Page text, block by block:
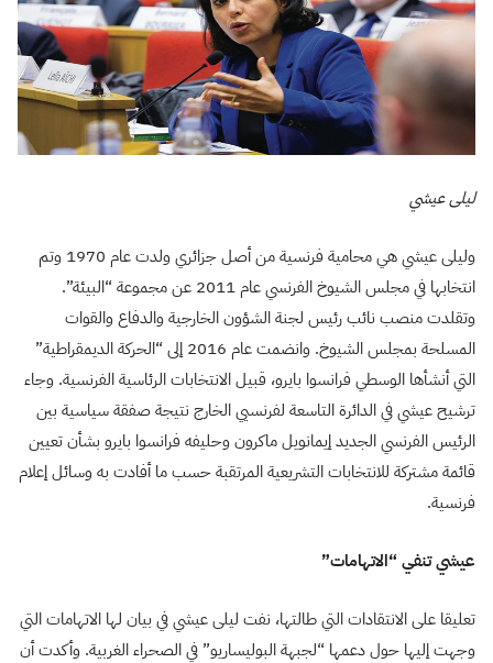
ليلى عيشي
وليلى عيشي هي محامية فرنسية من أصل جزائري ولدت عام 1970 وتم
انتخابها في مجلس الشيوخ الفرنسي عام 2011 عن مجموعة “البيئة”.
وتقلدت منصب نائب رئيس لجنة الشؤون الخارجية والدفاع والقوات
المسلحة بمجلس الشيوخ. وانضمت عام 2016 إلى “الحركة الديمقراطية”
التي أنشأها الوسطي فرانسوا بايرو، قبيل الانتخابات الرئاسية الفرنسية. وجاء
ترشيح عيشي في الدائرة التاسعة لفرنسيي الخارج نتيجة صفقة سياسية بين
الرئيس الفرنسي الجديد إيمانويل ماكرون وحليفه فرانسوا بايرو بشأن تعيين
قائمة مشتركة للانتخابات التشريعية المرتقبة حسب ما أفادت به وسائل إعلام
فرنسية.
عيشي تنفي “الاتهامات”
تعليقا على الانتقادات التي طالتها، نفت ليلى عيشي في بيان لها الاتهامات التي
وجهت إليها حول دعمها “لجبهة البوليساريو” في الصحراء الغربية. وأكدت أن